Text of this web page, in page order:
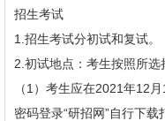
招生考试
1.招生考试分初试和复试。
2.初试地点：考生按照所选
（1）考生应在2021年12
密码登录“研招网”自行下